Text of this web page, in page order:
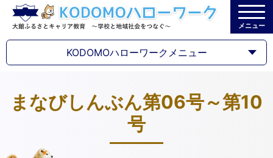
メニュー
KODOMOハローワークメニュー
まなびしんぶん第06号～第10
号